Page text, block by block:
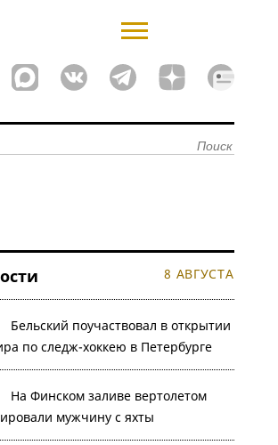
8 АВГУСТА
Бельский поучаствовал в открытии
по следж-хоккею в Петербурге
На Финском заливе вертолетом
мужчину с яхты